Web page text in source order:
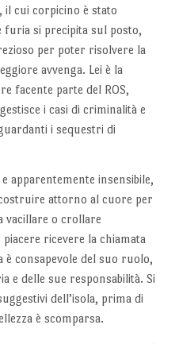
il cui corpicino è stato
si precipita sul posto,
per poter risolvere la
avvenga. Lei è la
facente parte del ROS,
i casi di criminalità e
i sequestri di
apparentemente insensibile,
attorno al cuore per
vacillare o crollare
ricevere la chiamata
è consapevole del suo ruolo,
e delle sue responsabilità. Si
dell’isola, prima di
è scomparsa.